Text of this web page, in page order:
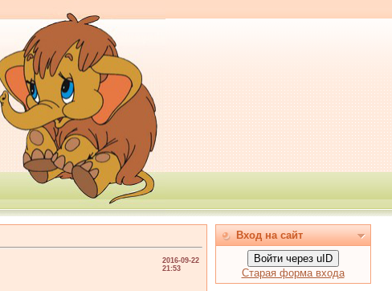
2016-09-22
21:53
Вход на сайт
Войти через uID
Старая форма входа